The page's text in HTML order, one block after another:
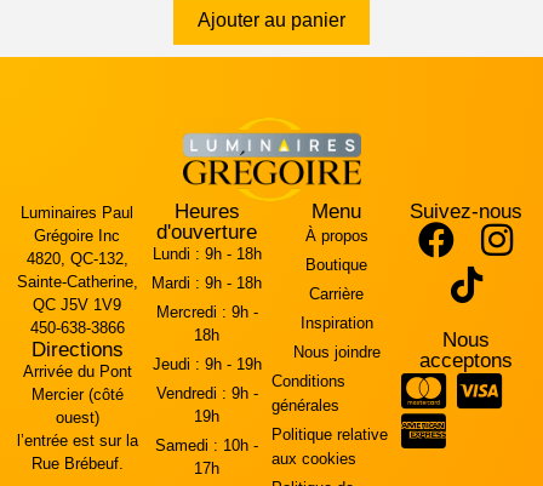
Ajouter au panier
Luminaires Paul
Grégoire Inc
4820, QC-132,
Sainte-Catherine,
QC J5V 1V9
450-638-3866
Directions
Arrivée du Pont
Mercier (côté
ouest)
l’entrée est sur la
Rue Brébeuf.
Heures
d'ouverture
Lundi : 9h - 18h
Mardi : 9h - 18h
Mercredi : 9h -
18h
Jeudi : 9h - 19h
Vendredi : 9h -
19h
Samedi : 10h -
17h
Menu
À propos
Boutique
Carrière
Inspiration
Nous joindre
Conditions
générales
Politique relative
aux cookies
Suivez-nous
Nous
acceptons